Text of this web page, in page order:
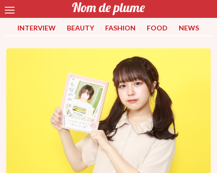
INTERVIEW BEAUTY FASHION FOOD NEWS